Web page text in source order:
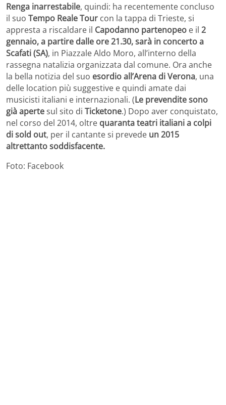
Renga inarrestabile, quindi: ha recentemente concluso
il suo Tempo Reale Tour con la tappa di Trieste, si
appresta a riscaldare il Capodanno partenopeo e il 2
gennaio, a partire dalle ore 21.30, sarà in concerto a
Scafati (SA), in Piazzale Aldo Moro, all’interno della
rassegna natalizia organizzata dal comune. Ora anche
la bella notizia del suo esordio all’Arena di Verona, una
delle location più suggestive e quindi amate dai
musicisti italiani e internazionali. (Le prevendite sono
già apertesul sito di Ticketone.) Dopo aver conquistato,
nel corso del 2014, oltre quaranta teatri italiani a colpi
di sold out, per il cantante si prevede un 2015
altrettanto soddisfacente.
Foto: Facebook